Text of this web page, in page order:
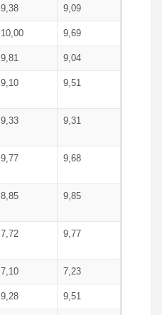
9,38 9,09
10,00 9,69
9,81 9,04
9,10 9,51
9,33 9,31
9,77 9,68
8,85 9,85
7,72 9,77
7,10 7,23
9,28 9,51